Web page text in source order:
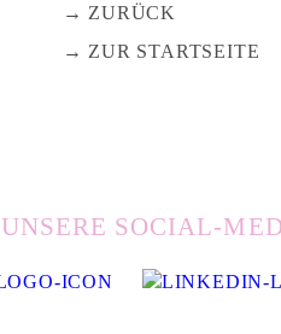
ZURÜCK
ZUR STARTSEITE
UNSERE SOCIAL-